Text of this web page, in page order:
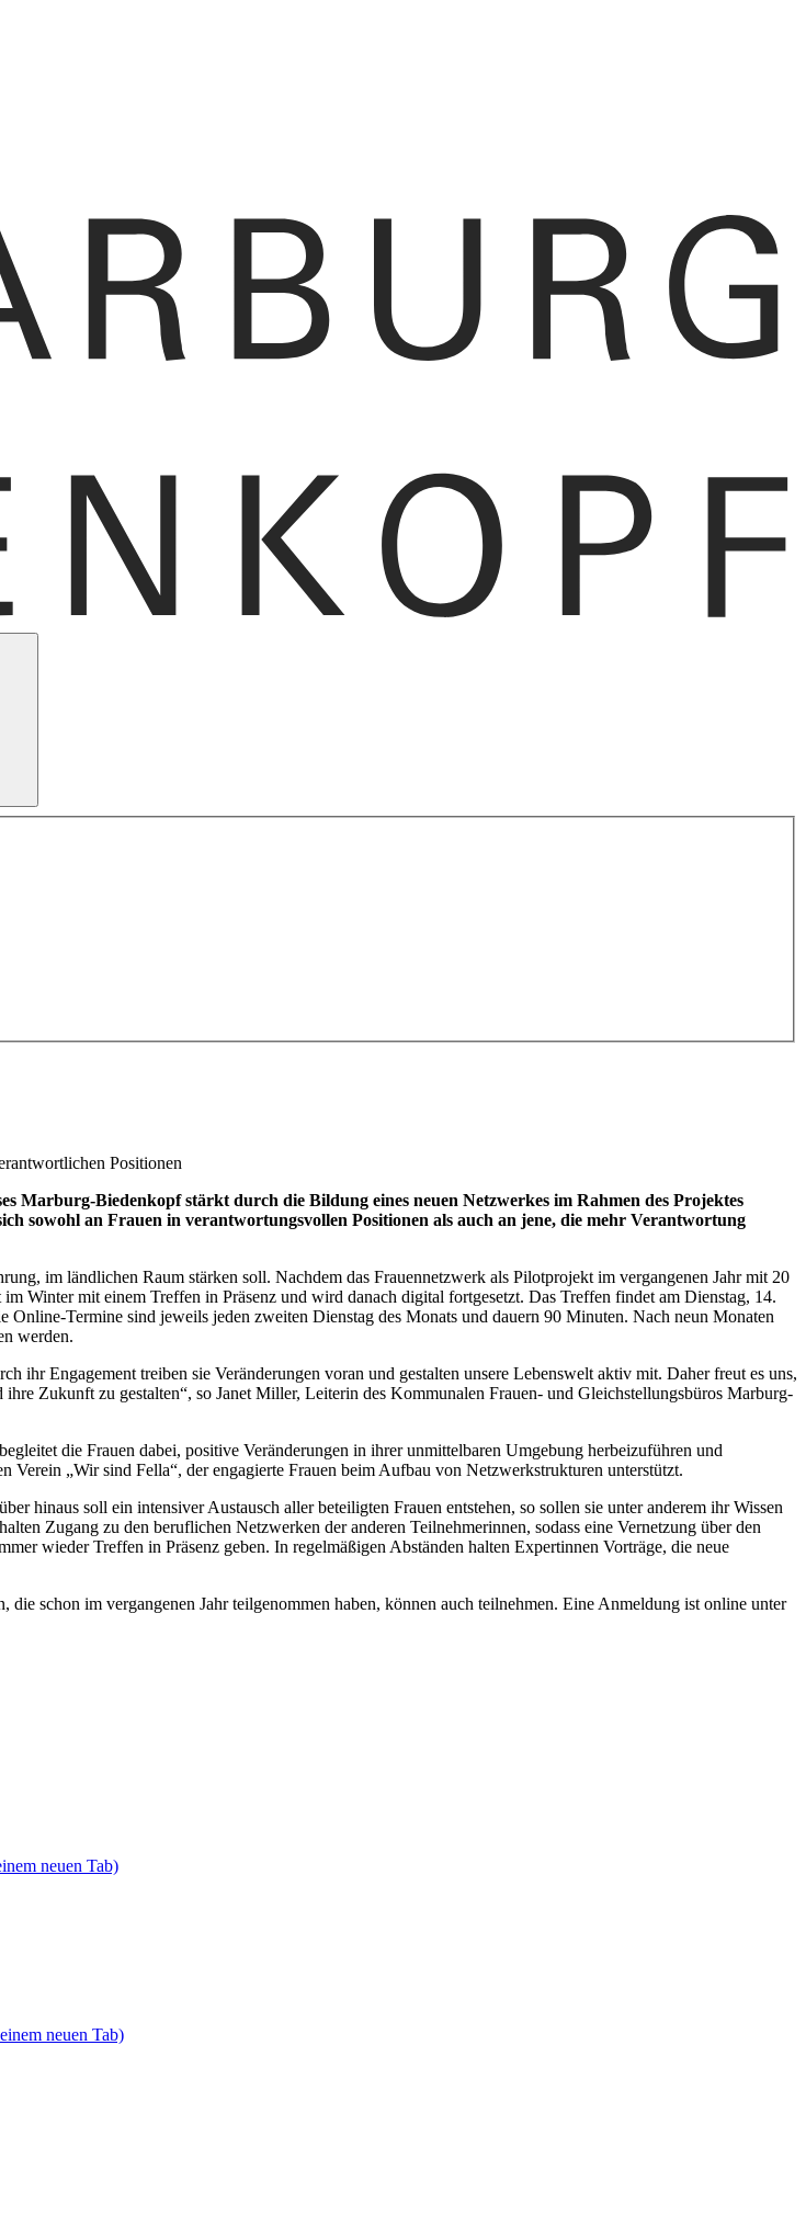
Positionen
Marburg-Biedenkopf stärkt durch die Bildung eines neuen Netzwerkes im Rahmen des Projektes
sowohl an Frauen in verantwortungsvollen Positionen als auch an jene, die mehr Verantwortung
im ländlichen Raum stärken soll. Nachdem das Frauennetzwerk als Pilotprojekt im vergangenen Jahr mit 20
Winter mit einem Treffen in Präsenz und wird danach digital fortgesetzt. Das Treffen findet am Dienstag, 14.
Termine sind jeweils jeden zweiten Dienstag des Monats und dauern 90 Minuten. Nach neun Monaten
werden.
Engagement treiben sie Veränderungen voran und gestalten unsere Lebenswelt aktiv mit. Daher freut es uns,
Zukunft zu gestalten“, so Janet Miller, Leiterin des Kommunalen Frauen- und Gleichstellungsbüros Marburg-
die Frauen dabei, positive Veränderungen in ihrer unmittelbaren Umgebung herbeizuführen und
„Wir sind Fella“, der engagierte Frauen beim Aufbau von Netzwerkstrukturen unterstützt.
hinaus soll ein intensiver Austausch aller beteiligten Frauen entstehen, so sollen sie unter anderem ihr Wissen
Zugang zu den beruflichen Netzwerken der anderen Teilnehmerinnen, sodass eine Vernetzung über den
wieder Treffen in Präsenz geben. In regelmäßigen Abständen halten Expertinnen Vorträge, die neue
schon im vergangenen Jahr teilgenommen haben, können auch teilnehmen. Eine Anmeldung ist online unter
neuen Tab)
neuen Tab)